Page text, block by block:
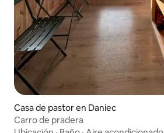
Casa de pastor en Daniec
Carro de pradera